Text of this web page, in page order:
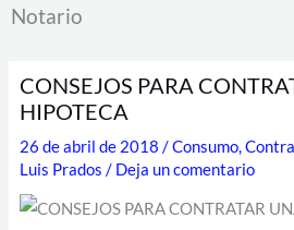
Notario
CONSEJOS PARA
HIPOTECA
26 de abril de 2018 /Consumo,
Luis Prados / Deja un comentario